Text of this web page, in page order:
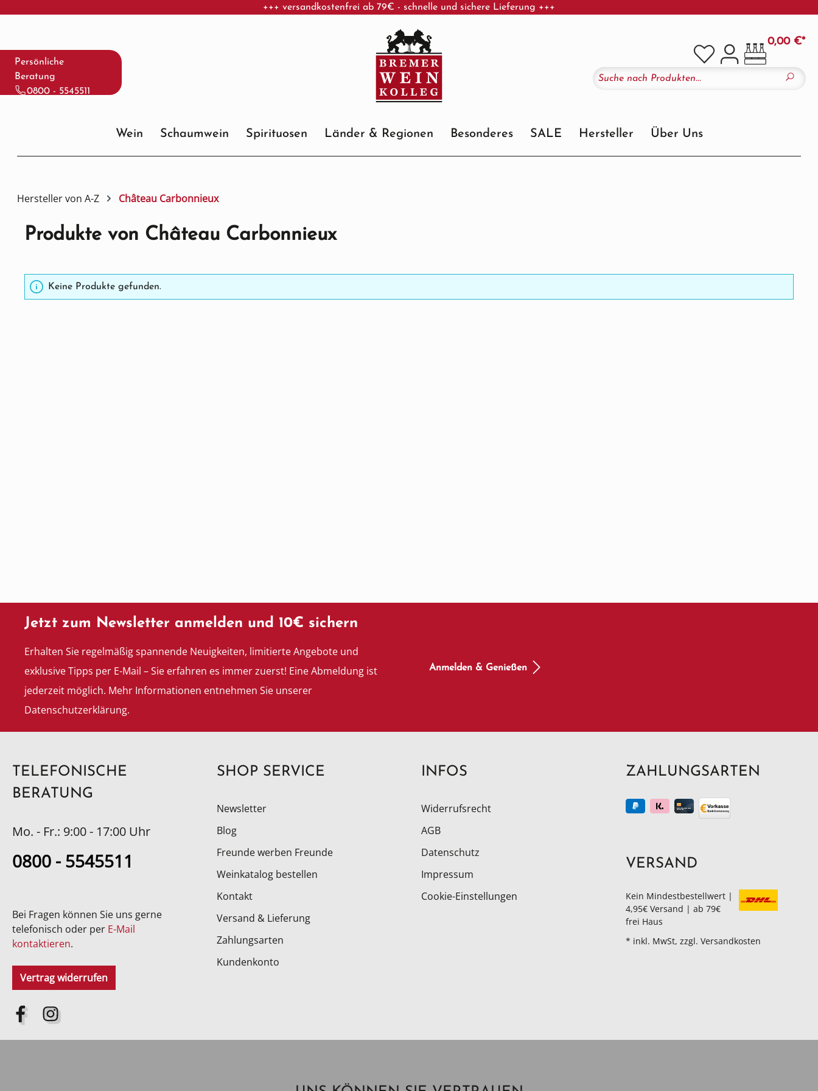
Hauptinhalt springen
Zur Suche springen
Zur Hauptnavigation springen
Persönliche
Beratung
0800 - 5545511
+++ versandkostenfrei ab 79€ - schnelle und sichere Lieferung +++
0,00 €*
Wein Schaumwein Spirituosen Länder & Regionen Besonderes SALE Hersteller Über Uns
Hersteller von A-Z Château Carbonnieux
Produkte von Château Carbonnieux
Keine Produkte gefunden.
Jetzt zum Newsletter anmelden und 10€ sichern
Erhalten Sie regelmäßig spannende Neuigkeiten, limitierte Angebote und
exklusive Tipps per E-Mail – Sie erfahren es immer zuerst! Eine Abmeldung ist
jederzeit möglich. Mehr Informationen entnehmen Sie unserer
Datenschutzerklärung.
Anmelden & Genießen
TELEFONISCHE
BERATUNG
Mo. - Fr.: 9:00 - 17:00 Uhr
0800 - 5545511
Bei Fragen können Sie uns gerne
telefonisch oder per E-Mail
kontaktieren.
Vertrag widerrufen
SHOP SERVICE
Newsletter
Blog
Freunde werben Freunde
Weinkatalog bestellen
Kontakt
Versand & Lieferung
Zahlungsarten
Kundenkonto
INFOS
Widerrufsrecht
AGB
Datenschutz
Impressum
Cookie-Einstellungen
ZAHLUNGSARTEN
VERSAND
Kein Mindestbestellwert |
4,95€ Versand | ab 79€
frei Haus
* inkl. MwSt, zzgl. Versandkosten